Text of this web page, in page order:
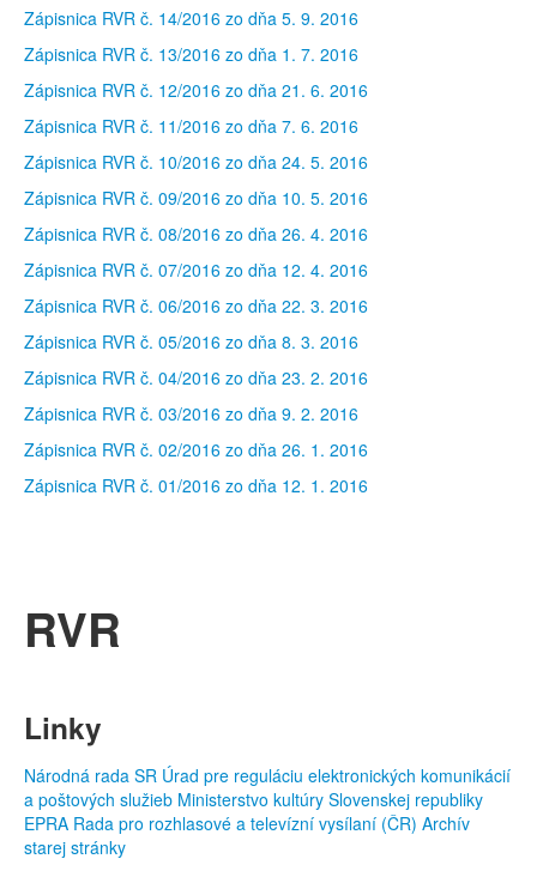
Zápisnica RVR č. 14/2016 zo dňa 5. 9. 2016
Zápisnica RVR č. 13/2016 zo dňa 1. 7. 2016
Zápisnica RVR č. 12/2016 zo dňa 21. 6. 2016
Zápisnica RVR č. 11/2016 zo dňa 7. 6. 2016
Zápisnica RVR č. 10/2016 zo dňa 24. 5. 2016
Zápisnica RVR č. 09/2016 zo dňa 10. 5. 2016
Zápisnica RVR č. 08/2016 zo dňa 26. 4. 2016
Zápisnica RVR č. 07/2016 zo dňa 12. 4. 2016
Zápisnica RVR č. 06/2016 zo dňa 22. 3. 2016
Zápisnica RVR č. 05/2016 zo dňa 8. 3. 2016
Zápisnica RVR č. 04/2016 zo dňa 23. 2. 2016
Zápisnica RVR č. 03/2016 zo dňa 9. 2. 2016
Zápisnica RVR č. 02/2016 zo dňa 26. 1. 2016
Zápisnica RVR č. 01/2016 zo dňa 12. 1. 2016
RVR
Linky
Národná rada SR Úrad pre reguláciu elektronických komunikácií
a poštových služieb Ministerstvo kultúry Slovenskej republiky
EPRA Rada pro rozhlasové a televízní vysílaní (ČR) Archív
starej stránky